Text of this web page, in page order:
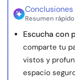
© Copyright
Resumen
Escucha con
comparte tu
vistos y
espacio